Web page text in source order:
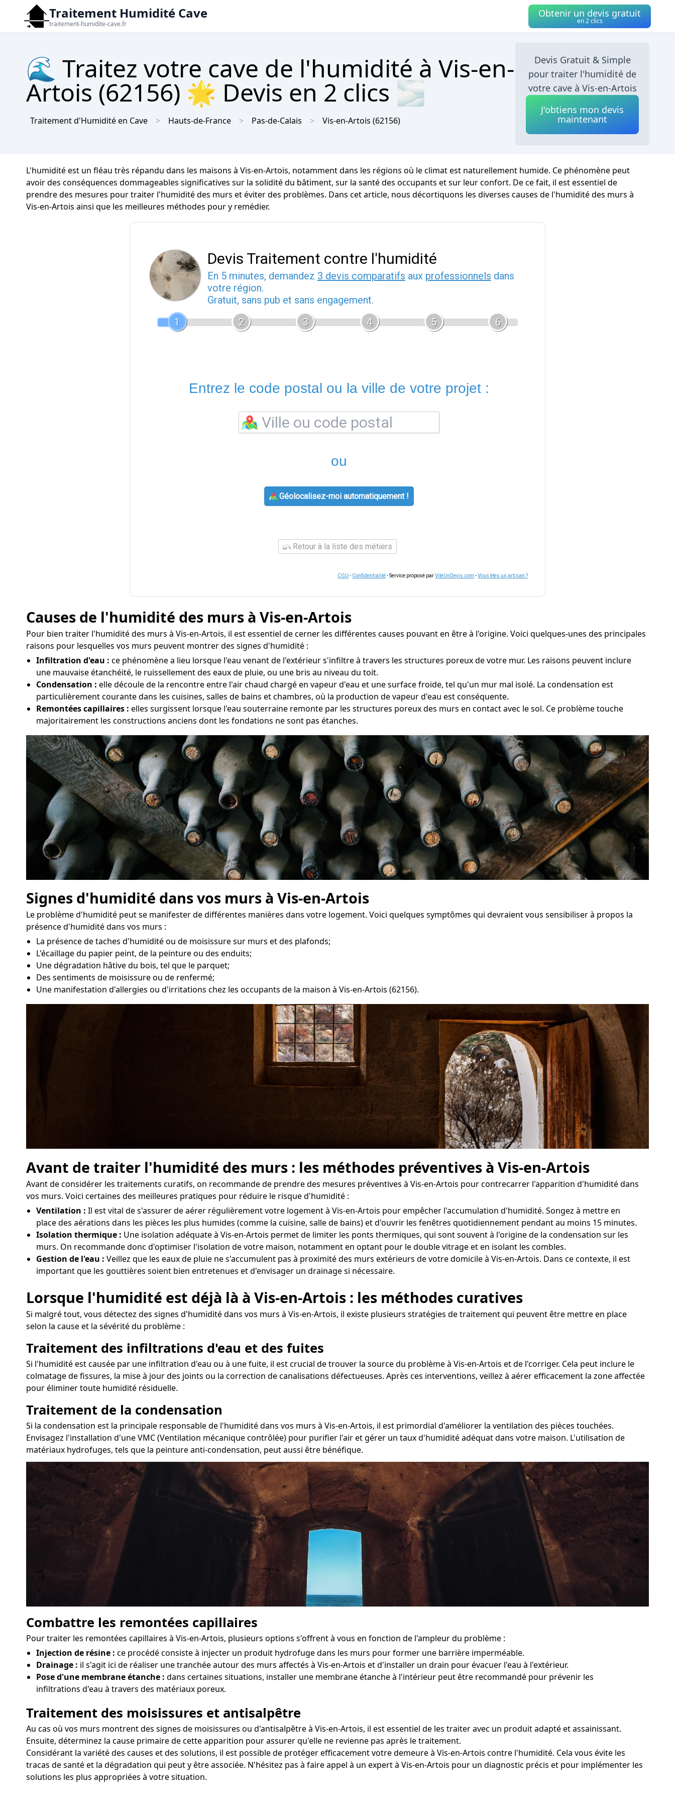
Traitement Humidité Cave
traitement-humidite-cave.fr
Obtenir un devis gratuit
en 2 clics
🌊 Traitez votre cave de l'humidité à Vis-en-
Artois (62156) 🌟 Devis en 2 clics 🌫
Traitement d'Humidité en Cave Hauts-de-France Pas-de-Calais Vis-en-Artois (62156)
Devis Gratuit & Simple
pour traiter l'humidité de
votre cave à Vis-en-Artois
J'obtiens mon devis
maintenant
L'humidité est un fléau très répandu dans les maisons à Vis-en-Artois, notamment dans les régions où le climat est naturellement humide. Ce phénomène peut
avoir des conséquences dommageables significatives sur la solidité du bâtiment, sur la santé des occupants et sur leur confort. De ce fait, il est essentiel de
prendre des mesures pour traiter l'humidité des murs et éviter des problèmes. Dans cet article, nous décortiquons les diverses causes de l'humidité des murs à
Vis-en-Artois ainsi que les meilleures méthodes pour y remédier.
Devis Traitement contre l'humidité
En 5 minutes, demandez 3 devis comparatifs aux professionnels dans
votre région.
Gratuit, sans pub et sans engagement.
1
2 3 4 5 6
Entrez le code postal ou la ville de votre projet :
ou
Géolocalisez-moi automatiquement !
Retour à la liste des métiers
CGU - Confidentialité- Service proposé parViteUnDevis.com -Vous êtes un artisan ?
Causes de l'humidité des murs à Vis-en-Artois
Pour bien traiter l'humidité des murs à Vis-en-Artois, il est essentiel de cerner les différentes causes pouvant en être à l'origine. Voici quelques-unes des principales
raisons pour lesquelles vos murs peuvent montrer des signes d'humidité :
Infiltration d'eau : ce phénomène a lieu lorsque l'eau venant de l'extérieur s'infiltre à travers les structures poreux de votre mur. Les raisons peuvent inclure
une mauvaise étanchéité, le ruissellement des eaux de pluie, ou une bris au niveau du toit.
Condensation : elle découle de la rencontre entre l'air chaud chargé en vapeur d'eau et une surface froide, tel qu'un mur mal isolé. La condensation est
particulièrement courante dans les cuisines, salles de bains et chambres, où la production de vapeur d'eau est conséquente.
Remontées capillaires : elles surgissent lorsque l'eau souterraine remonte par les structures poreux des murs en contact avec le sol. Ce problème touche
majoritairement les constructions anciens dont les fondations ne sont pas étanches.
Signes d'humidité dans vos murs à Vis-en-Artois
Le problème d'humidité peut se manifester de différentes manières dans votre logement. Voici quelques symptômes qui devraient vous sensibiliser à propos la
présence d'humidité dans vos murs :
La présence de taches d'humidité ou de moisissure sur murs et des plafonds;
L'écaillage du papier peint, de la peinture ou des enduits;
Une dégradation hâtive du bois, tel que le parquet;
Des sentiments de moisissure ou de renfermé;
Une manifestation d'allergies ou d'irritations chez les occupants de la maison à Vis-en-Artois (62156).
Avant de traiter l'humidité des murs : les méthodes préventives à Vis-en-Artois
Avant de considérer les traitements curatifs, on recommande de prendre des mesures préventives à Vis-en-Artois pour contrecarrer l'apparition d'humidité dans
vos murs. Voici certaines des meilleures pratiques pour réduire le risque d'humidité :
Ventilation : Il est vital de s'assurer de aérer régulièrement votre logement à Vis-en-Artois pour empêcher l'accumulation d'humidité. Songez à mettre en
place des aérations dans les pièces les plus humides (comme la cuisine, salle de bains) et d'ouvrir les fenêtres quotidiennement pendant au moins 15 minutes.
Isolation thermique : Une isolation adéquate à Vis-en-Artois permet de limiter les ponts thermiques, qui sont souvent à l'origine de la condensation sur les
murs. On recommande donc d'optimiser l'isolation de votre maison, notamment en optant pour le double vitrage et en isolant les combles.
Gestion de l'eau : Veillez que les eaux de pluie ne s'accumulent pas à proximité des murs extérieurs de votre domicile à Vis-en-Artois. Dans ce contexte, il est
important que les gouttières soient bien entretenues et d'envisager un drainage si nécessaire.
Lorsque l'humidité est déjà là à Vis-en-Artois : les méthodes curatives
Si malgré tout, vous détectez des signes d'humidité dans vos murs à Vis-en-Artois, il existe plusieurs stratégies de traitement qui peuvent être mettre en place
selon la cause et la sévérité du problème :
Traitement des infiltrations d'eau et des fuites
Si l'humidité est causée par une infiltration d'eau ou à une fuite, il est crucial de trouver la source du problème à Vis-en-Artois et de l'corriger. Cela peut inclure le
colmatage de fissures, la mise à jour des joints ou la correction de canalisations défectueuses. Après ces interventions, veillez à aérer efficacement la zone affectée
pour éliminer toute humidité résiduelle.
Traitement de la condensation
Si la condensation est la principale responsable de l'humidité dans vos murs à Vis-en-Artois, il est primordial d'améliorer la ventilation des pièces touchées.
Envisagez l'installation d'une VMC (Ventilation mécanique contrôlée) pour purifier l'air et gérer un taux d'humidité adéquat dans votre maison. L'utilisation de
matériaux hydrofuges, tels que la peinture anti-condensation, peut aussi être bénéfique.
Combattre les remontées capillaires
Pour traiter les remontées capillaires à Vis-en-Artois, plusieurs options s'offrent à vous en fonction de l'ampleur du problème :
Injection de résine : ce procédé consiste à injecter un produit hydrofuge dans les murs pour former une barrière imperméable.
Drainage : il s'agit ici de réaliser une tranchée autour des murs affectés à Vis-en-Artois et d'installer un drain pour évacuer l'eau à l'extérieur.
Pose d'une membrane étanche : dans certaines situations, installer une membrane étanche à l'intérieur peut être recommandé pour prévenir les
infiltrations d'eau à travers des matériaux poreux.
Traitement des moisissures et antisalpêtre
Au cas où vos murs montrent des signes de moisissures ou d'antisalpêtre à Vis-en-Artois, il est essentiel de les traiter avec un produit adapté et assainissant.
Ensuite, déterminez la cause primaire de cette apparition pour assurer qu'elle ne revienne pas après le traitement.
Considérant la variété des causes et des solutions, il est possible de protéger efficacement votre demeure à Vis-en-Artois contre l'humidité. Cela vous évite les
tracas de santé et la dégradation qui peut y être associée. N'hésitez pas à faire appel à un expert à Vis-en-Artois pour un diagnostic précis et pour implémenter les
solutions les plus appropriées à votre situation.